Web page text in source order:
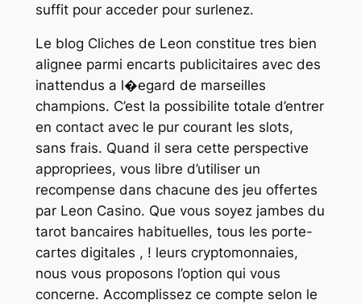
suffit pour acceder pour surlenez.
Le blog Cliches de Leon constitue tres bien
alignee parmi encarts publicitaires avec des
inattendus a l�egard de marseilles
champions. C’est la possibilite totale d’entrer
en contact avec le pur courant les slots,
sans frais. Quand il sera cette perspective
appropriees, vous libre d’utiliser un
recompense dans chacune des jeu offertes
par Leon Casino. Que vous soyez jambes du
tarot bancaires habituelles, tous les porte-
cartes digitales , ! leurs cryptomonnaies,
nous vous proposons l’option qui vous
concerne. Accomplissez ce compte selon le